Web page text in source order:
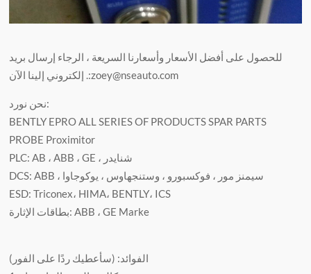
للحصول على أفضل الأسعار وأسعارنا السريعة ، الرجاء إرسال بريد
إلكتروني إلينا الآن .:zoey@nseauto.com
نحن نورد:
BENTLY EPRO ALL SERIES OF PRODUCTS SPAR PARTS
PROBE Proximitor
PLC: AB ، ABB ، GE ، شنايدر
DCS: ABB ، سيمنز مور ، فوكسبورو ، وستنجهاوس ، يوكوجاوا
ESD: Triconex، HIMA، BENTLY، ICS
بطاقات الإثارة: ABB ، GE Marke
الفوائد: (سأعطيك ردًا على الفور)